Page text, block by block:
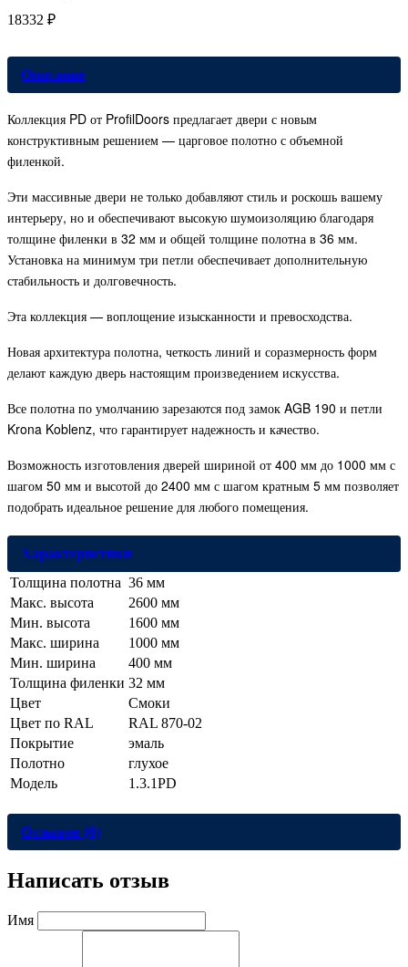
18332 ₽
Описание
Коллекция PD от ProfilDoors предлагает двери с новым
конструктивным решением — царговое полотно с объемной
филенкой.
Эти массивные двери не только добавляют стиль и роскошь вашему
интерьеру, но и обеспечивают высокую шумоизоляцию благодаря
толщине филенки в 32 мм и общей толщине полотна в 36 мм.
Установка на минимум три петли обеспечивает дополнительную
стабильность и долговечность.
Эта коллекция — воплощение изысканности и превосходства.
Новая архитектура полотна, четкость линий и соразмерность форм
делают каждую дверь настоящим произведением искусства.
Все полотна по умолчанию зарезаются под замок AGB 190 и петли
Krona Koblenz, что гарантирует надежность и качество.
Возможность изготовления дверей шириной от 400 мм до 1000 мм с
шагом 50 мм и высотой до 2400 мм с шагом кратным 5 мм позволяет
подобрать идеальное решение для любого помещения.
Характеристики
Толщина полотна 36 мм
Макс. высота
2600 мм
Мин. высота
1600 мм
Макс. ширина
1000 мм
Мин. ширина
400 мм
Толщина филенки 32 мм
Цвет
Смоки
Цвет по RAL
RAL 870-02
Покрытие
эмаль
Полотно
глухое
Модель
1.3.1PD
Отзывов (0)
Написать отзыв
Имя